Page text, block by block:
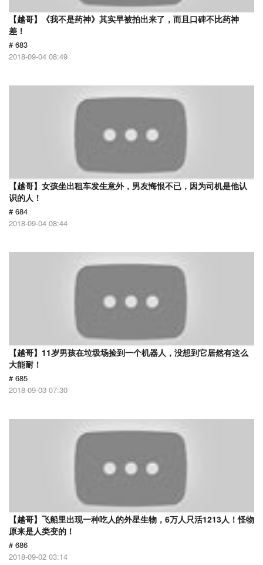
【越哥】《我不是药神》其实早被拍出来了，而且口碑不比药神
差！
# 683
2018-09-04 08:49
【越哥】女孩坐出租车发生意外，男友悔恨不已，因为司机是他认
识的人！
# 684
2018-09-04 08:44
【越哥】11岁男孩在垃圾场捡到一个机器人，没想到它居然有这么
大能耐！
# 685
2018-09-03 07:30
【越哥】飞船里出现一种吃人的外星生物，6万人只活1213人！怪物
原来是人类变的！
# 686
2018-09-02 03:14